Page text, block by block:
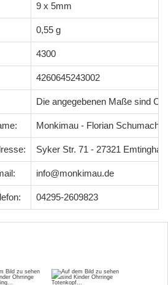
9 x 5mm
0,55 g
4300
4260645243002
Die angegebenen Maße sind
Monkimau - Florian Schumacher
Syker Str. 71 - 27321
info@monkimau.de
04295-2609823